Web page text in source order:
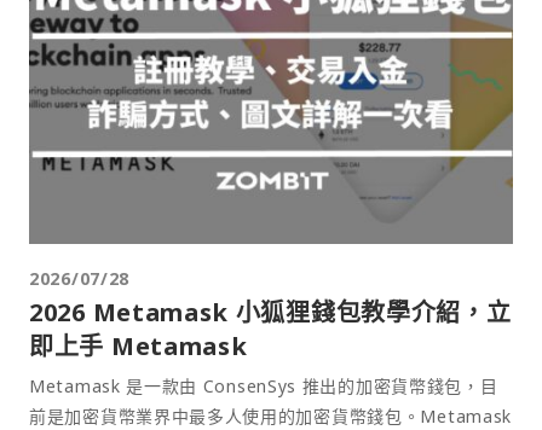
2026/07/28
2026 Metamask 小狐狸錢包教學介紹，立
即上手 Metamask
Metamask 是一款由 ConsenSys 推出的加密貨幣錢包，目
前是加密貨幣業界中最多人使用的加密貨幣錢包。Metamask